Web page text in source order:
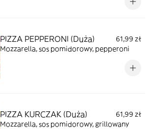
PIZZA PEPPERONI (Duża)
61,99 zł
Mozzarella, sos pomidorowy, pepperoni
PIZZA KURCZAK (Duża)
61,99 zł
Mozzarella, sos pomidorowy, grillowany